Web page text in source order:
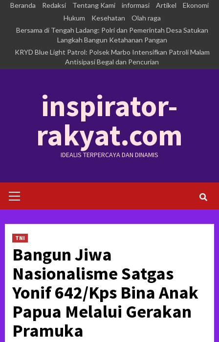
Skip
content
Beranda Redaksi Tentang Kami informasi Artikel
Ekonomi
Hukum
Kesehatan
Olah raga
Bersama di Tengah Ladang: Polri dan Pemerintah Desa Satukan
Langkah Bangun Ketahanan Pangan
KRYD Blue Light Patrol: Polsek Marbo Intensifkan Patroli Malam
Antisipasi Begal dan Pencurian
inspirator-
rakyat.com
IDEALIS TERPERCAYA DAN DINAMIS
Menu
TNI
Bangun Jiwa
Nasionalisme Satgas
Yonif 642/Kps Bina Anak
Papua Melalui Gerakan
Pramuka